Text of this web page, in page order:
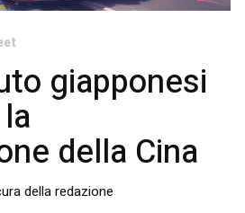
giapponesi
della Cina
della redazione